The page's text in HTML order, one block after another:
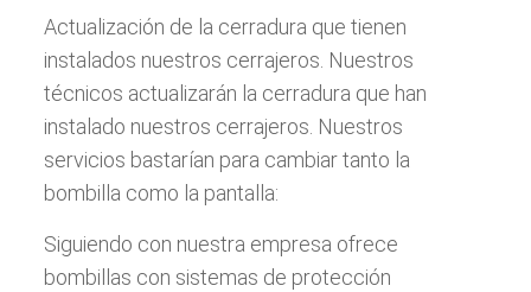
Actualización de la cerradura que tienen
instalados nuestros cerrajeros. Nuestros
técnicos actualizarán la cerradura que han
instalado nuestros cerrajeros. Nuestros
servicios bastarían para cambiar tanto la
bombilla como la pantalla:
Siguiendo con nuestra empresa ofrece
bombillas con sistemas de protección